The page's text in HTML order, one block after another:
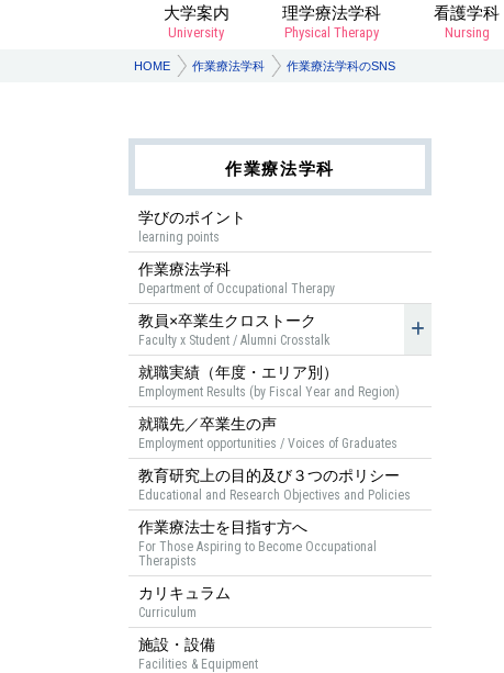
大学案内
University
理学療法学科
Physical Therapy
看護学科
Nursing
HOME 作業療法学科 作業療法学科のSNS
作業療法学科
学びのポイント
learning points
作業療法学科
Department of Occupational Therapy
教員×卒業生クロストーク
Faculty x Student / Alumni Crosstalk
就職実績（年度・エリア別）
Employment Results (by Fiscal Year and Region)
就職先／卒業生の声
Employment opportunities / Voices of Graduates
教育研究上の目的及び３つのポリシー
Educational and Research Objectives and Policies
作業療法士を目指す方へ
For Those Aspiring to Become Occupational
Therapists
カリキュラム
Curriculum
施設・設備
Facilities & Equipment